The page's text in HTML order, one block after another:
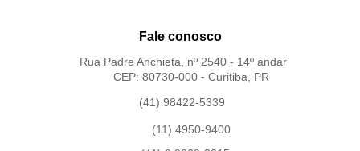
Fale conosco
Rua Padre Anchieta, nº 2540 - 14º andar
CEP: 80730-000 - Curitiba, PR
(41) 98422-5339
(11) 4950-9400